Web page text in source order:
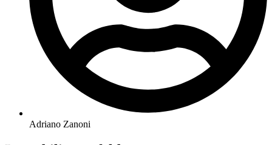
Adriano Zanoni